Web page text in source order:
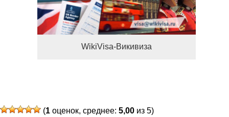
WikiVisa-Викивиза
(1 оценок, среднее: 5,00 из 5)